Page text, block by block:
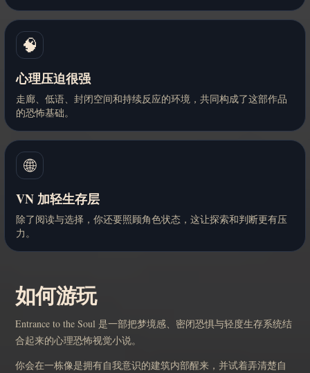
🧠
心理压迫很强
走廊、低语、封闭空间和持续反应的环境，共同构成了这部作品
的恐怖基础。
🌐
VN 加轻生存层
除了阅读与选择，你还要照顾角色状态，这让探索和判断更有压
力。
如何游玩
Entrance to the Soul 是一部把梦境感、密闭恐惧与轻度生存系统结
合起来的心理恐怖视觉小说。
你会在一栋像是拥有自我意识的建筑内部醒来，并试着弄清楚自